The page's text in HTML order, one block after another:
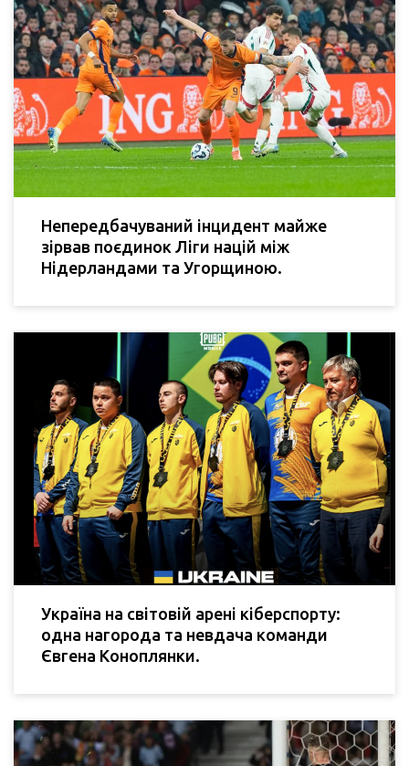
Непередбачуваний інцидент майже
зірвав поєдинок Ліги націй між
Нідерландами та Угорщиною.
Україна на світовій арені кіберспорту:
одна нагорода та невдача команди
Євгена Коноплянки.